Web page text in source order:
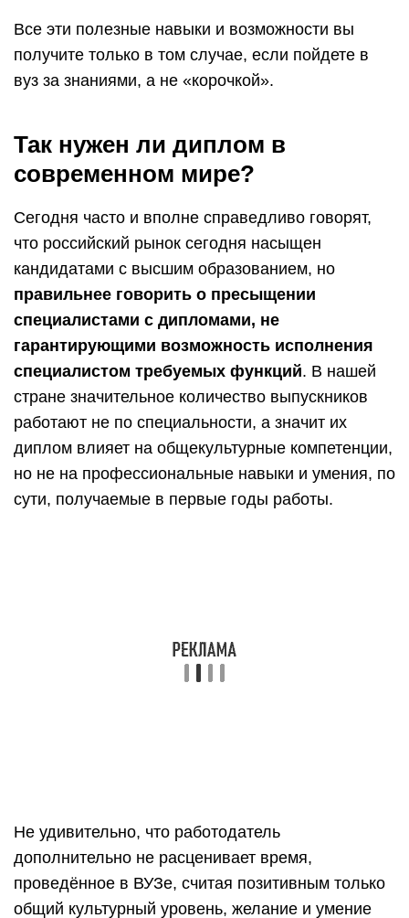
Все эти полезные навыки и возможности вы
получите только в том случае, если пойдете в
вуз за знаниями, а не «корочкой».
Так нужен ли диплом в
современном мире?
Сегодня часто и вполне справедливо говорят,
что российский рынок сегодня насыщен
кандидатами с высшим образованием, но
правильнее говорить о пресыщении
специалистами с дипломами, не
гарантирующими возможность исполнения
специалистом требуемых функций. В нашей
стране значительное количество выпускников
работают не по специальности, а значит их
диплом влияет на общекультурные компетенции,
но не на профессиональные навыки и умения, по
сути, получаемые в первые годы работы.
Не удивительно, что работодатель
дополнительно не расценивает время,
проведённое в ВУЗе, считая позитивным только
общий культурный уровень, желание и умение